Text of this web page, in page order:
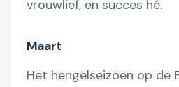
vrouwlief, en succes hé.
Maart
Het hengelseizoen op de